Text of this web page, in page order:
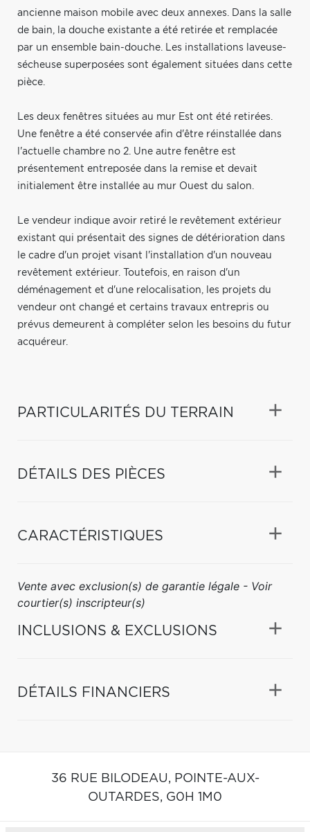
ancienne maison mobile avec deux annexes. Dans la salle
de bain, la douche existante a été retirée et remplacée
par un ensemble bain-douche. Les installations laveuse-
sécheuse superposées sont également situées dans cette
pièce.
Les deux fenêtres situées au mur Est ont été retirées.
Une fenêtre a été conservée afin d'être réinstallée dans
l'actuelle chambre no 2. Une autre fenêtre est
présentement entreposée dans la remise et devait
initialement être installée au mur Ouest du salon.
Le vendeur indique avoir retiré le revêtement extérieur
existant qui présentait des signes de détérioration dans
le cadre d'un projet visant l'installation d'un nouveau
revêtement extérieur. Toutefois, en raison d'un
déménagement et d'une relocalisation, les projets du
vendeur ont changé et certains travaux entrepris ou
prévus demeurent à compléter selon les besoins du futur
acquéreur.
PARTICULARITÉS DU TERRAIN
DÉTAILS DES PIÈCES
CARACTÉRISTIQUES
Vente avec exclusion(s) de garantie légale - Voir
courtier(s) inscripteur(s)
INCLUSIONS & EXCLUSIONS
DÉTAILS FINANCIERS
36 RUE BILODEAU, POINTE-AUX-
OUTARDES, G0H 1M0